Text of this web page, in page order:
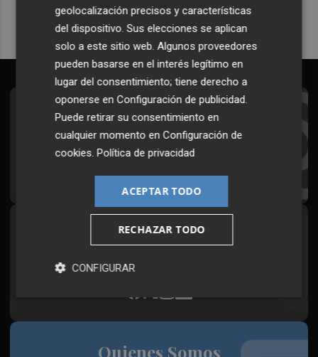
Suscríbete al Boletín
Todos los días a primera hora en tu email
¡Quiero suscribirme!
Síguenos en redes
Quienes Somos
geolocalización precisos y características
del dispositivo. Sus elecciones se aplican
solo a este sitio web. Algunos proveedores
pueden basarse en el interés legítimo en
lugar del consentimiento; tiene derecho a
oponerse enConfiguración de publicidad
Puede retirar su consentimiento en
cualquier momento enConfiguración de
cookies .Política de privacidad
ACEPTAR TODO
RECHAZAR TODO
CONFIGURAR